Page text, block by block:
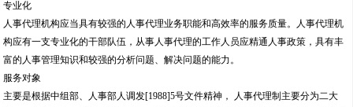
专业化
人事代理机构应当具有较强的人事代理业务职能和高效率的服务质量。人事代理机
构应有一支专业化的干部队伍，从事人事代理的工作人员应精通人事政策，具有丰
富的人事管理知识和较强的分析问题、解决问题的能力。
服务对象
主要是根据中组部、人事部人调发[1988]5号文件精神， 人事代理制主要分为二大